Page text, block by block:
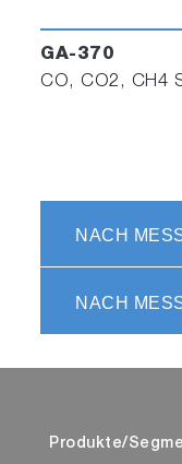
GA-370
CO, CO2, CH4
NACH
NACH
Produkte/